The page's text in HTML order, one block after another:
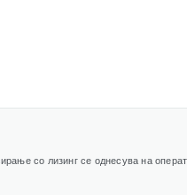
со лизинг се однесува на